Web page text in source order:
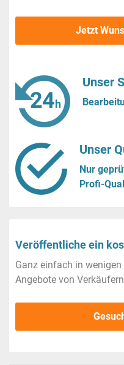
Jetzt
Unser
Unser
Nur
Profi-
Veröffentliche ein
Ganz einfach in
Angebote von